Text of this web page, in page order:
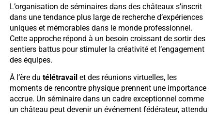
L’organisation de séminaires dans des châteaux s’inscrit
dans une tendance plus large de recherche d’expériences
uniques et mémorables dans le monde professionnel.
Cette approche répond à un besoin croissant de sortir des
sentiers battus pour stimuler la créativité et l’engagement
des équipes.
À l’ère du télétravail et des réunions virtuelles, les
moments de rencontre physique prennent une importance
accrue. Un séminaire dans un cadre exceptionnel comme
un château peut devenir un événement fédérateur, attendu